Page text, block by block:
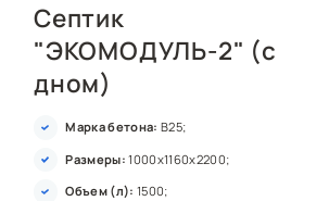
Септик
"ЭКОМОДУЛЬ-2" (с
дном)
Марка бетона: В25;
Размеры: 1000x1160x2200;
Объем (л): 1500;